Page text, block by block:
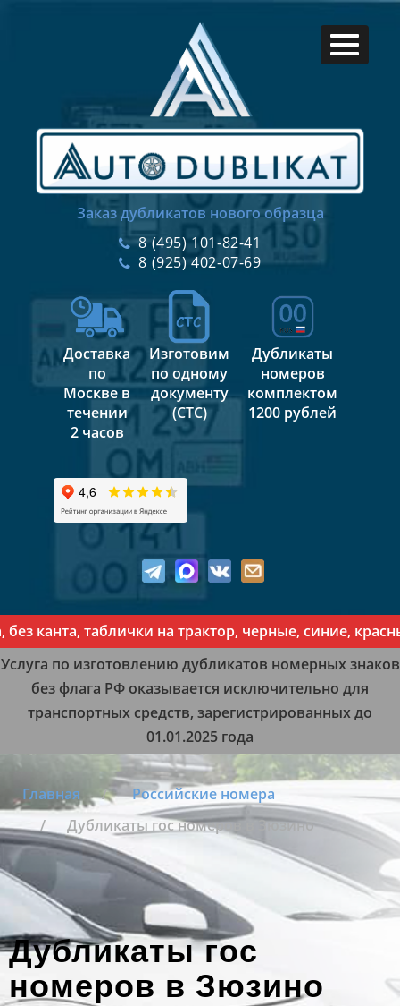
Заказ дубликатов нового образца
8 (495) 101-82-41
8 (925) 402-07-69
Доставка
по
Москве в
течении
2 часов
Изготовим
по одному
документу
(СТС)
Дубликаты
номеров
комплектом
1200 рублей
таблички на трактор, черные, синие,
Услуга по изготовлению дубликатов номерных знаков
без флага РФ оказывается исключительно для
транспортных средств, зарегистрированных до
01.01.2025 года
Главная
Российские номера
Дубликаты гос номеров в Зюзино
Дубликаты гос
номеров в Зюзино